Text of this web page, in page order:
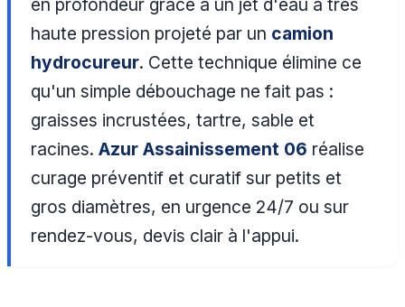
en profondeur grâce à un jet d'eau à très
haute pression projeté par un camion
hydrocureur. Cette technique élimine ce
qu'un simple débouchage ne fait pas :
graisses incrustées, tartre, sable et
racines.Azur Assainissement 06 réalise
curage préventif et curatif sur petits et
gros diamètres, en urgence 24/7 ou sur
rendez-vous, devis clair à l'appui.